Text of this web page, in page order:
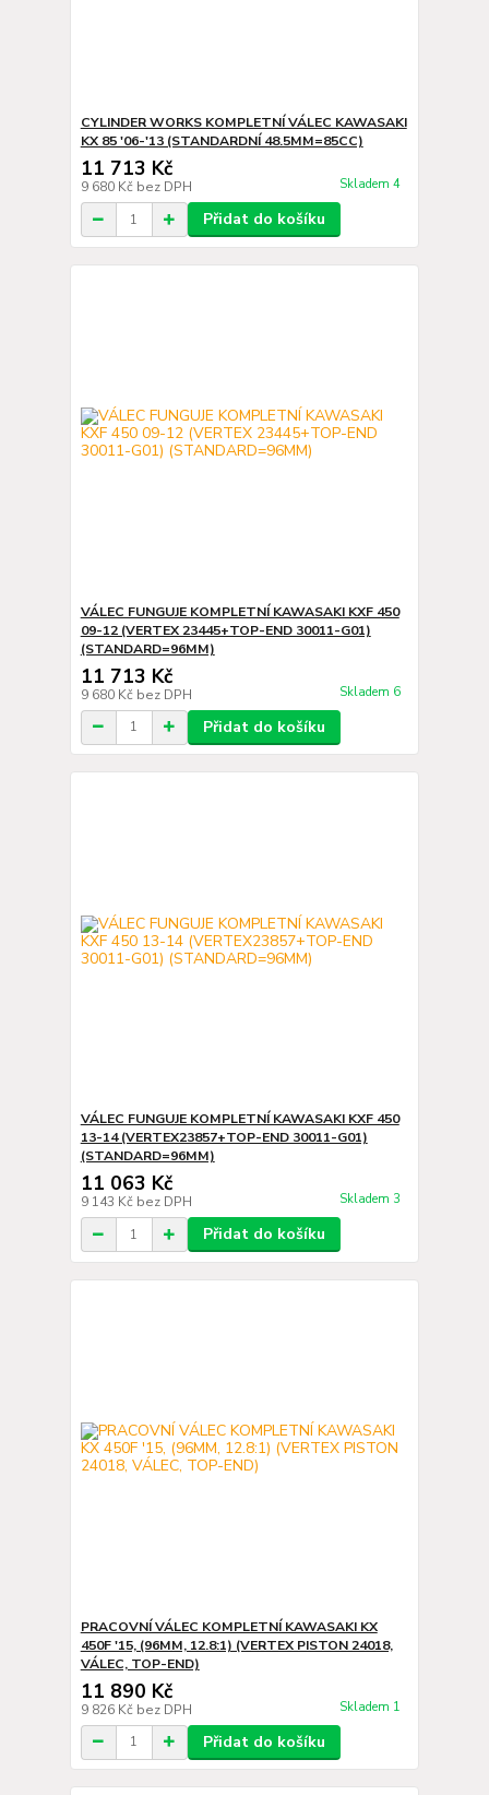
CYLINDER WORKS KOMPLETNÍ VÁLEC KAWASAKI
KX 85 '06-'13 (STANDARDNÍ 48.5MM=85CC)
11 713 Kč
9 680 Kč bez DPH Skladem 4
Přidat do košíku
VÁLEC FUNGUJE KOMPLETNÍ KAWASAKI KXF 450
09-12 (VERTEX 23445+TOP-END 30011-G01)
(STANDARD=96MM)
11 713 Kč
9 680 Kč bez DPH Skladem 6
Přidat do košíku
VÁLEC FUNGUJE KOMPLETNÍ KAWASAKI KXF 450
13-14 (VERTEX23857+TOP-END 30011-G01)
(STANDARD=96MM)
11 063 Kč
9 143 Kč bez DPH Skladem 3
Přidat do košíku
PRACOVNÍ VÁLEC KOMPLETNÍ KAWASAKI KX
450F '15, (96MM, 12.8:1) (VERTEX PISTON 24018,
VÁLEC, TOP-END)
11 890 Kč
9 826 Kč bez DPH Skladem 1
Přidat do košíku